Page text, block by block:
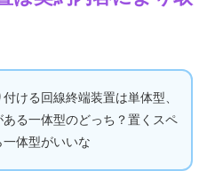
ける回線終端装置は単体型、
ある一体型のどっち？置くスペ
体型がいいな